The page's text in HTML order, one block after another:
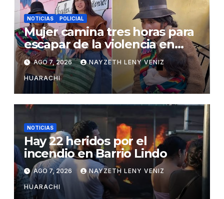
NOTICIAS POLICIAL
Mujer camina tres horas para
escapar de la violencia en
Potosí
AGO 7, 2026 NAYZETH LENY VENIZ
HUARACHI
NOTICIAS
Hay 22 heridos por el
incendio en Barrio Lindo
AGO 7, 2026 NAYZETH LENY VENIZ
HUARACHI